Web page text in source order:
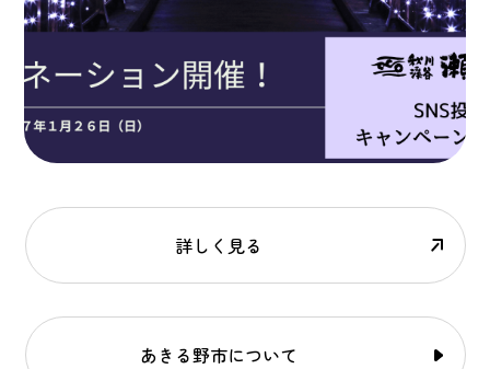
詳しく見る
あきる野市について